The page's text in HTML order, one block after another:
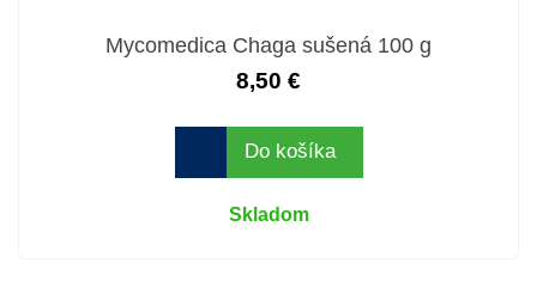
Mycomedica Chaga sušená 100 g
8,50 €
Do košíka
Skladom